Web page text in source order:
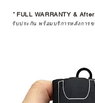
*FULL WARRANTY &
รับประกัน พร้อมบริการหลังการข